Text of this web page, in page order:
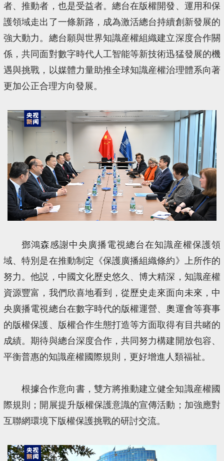
者、推動者，也是受益者。總台在版權開發、運用和保
護領域走出了一條新路，成為激活總台持續創新發展的
強大動力。總台願與世界知識産權組織建立深度合作關
係，共同面對數字時代人工智能等新技術迅猛發展的機
遇與挑戰，以媒體力量助推全球知識産權治理體系向著
更加公正合理方向發展。
鄧鴻森感謝中央廣播電視總台在知識産權保護領
域、特別是在推動制定《保護廣播組織條約》上所作的
努力。他説，中國文化歷史悠久、博大精深，知識産權
資源豐富，我們欣喜地看到，從歷史走來面向未來，中
央廣播電視總台在數字時代的版權運營、奧運會等賽事
的版權保護、版權合作生態打造等方面取得有目共睹的
成績。期待與總台深度合作，共同努力構建開放包容、
平衡普惠的知識産權國際規則，更好增進人類福祉。
根據合作意向書，雙方將推動建立健全知識産權國
際規則；開展提升版權保護意識的宣傳活動；加強應對
互聯網環境下版權保護挑戰的研討交流。